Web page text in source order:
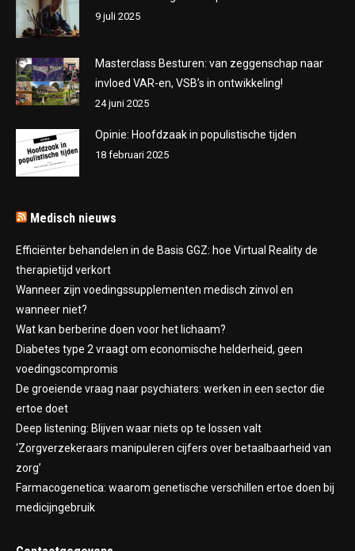
9 juli 2025
Masterclass Besturen: van zeggenschap naar
invloed VAR-en, VSB’s in ontwikkeling!
24 juni 2025
Opinie: Hoofdzaak in populistische tijden
18 februari 2025
Medisch nieuws
Efficiënter behandelen in de Basis GGZ: hoe Virtual Reality de
therapietijd verkort
Wanneer zijn voedingssupplementen medisch zinvol en
wanneer niet?
Wat kan berberine doen voor het lichaam?
Diabetes type 2 vraagt om economische helderheid, geen
voedingscompromis
De groeiende vraag naar psychiaters: werken in een sector die
ertoe doet
Deep listening: Blijven waar niets op te lossen valt
‘Zorgverzekeraars manipuleren cijfers over betaalbaarheid van
zorg’
Farmacogenetica: waarom genetische verschillen ertoe doen bij
medicijngebruik